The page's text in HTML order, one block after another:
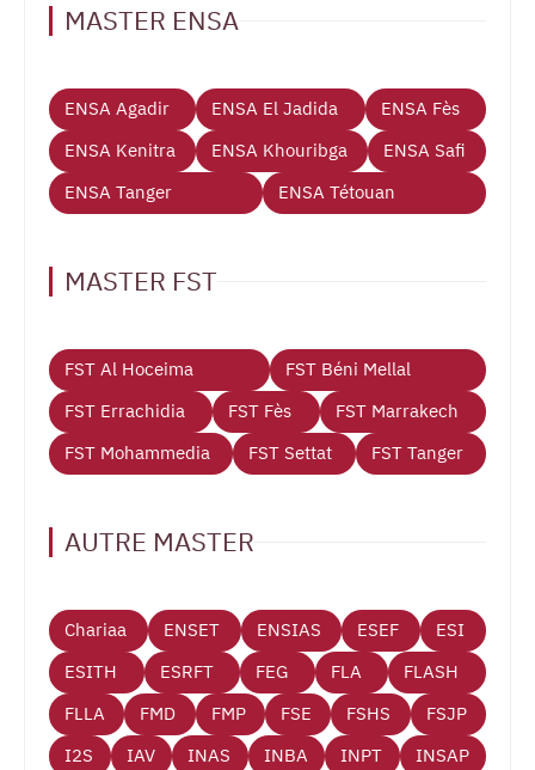
MASTER ENSA
ENSA Agadir ENSA El Jadida
ENSA Fès
ENSA Kenitra
ENSA Khouribga
ENSA Safi
ENSA Tanger
ENSA Tétouan
MASTER FST
FST Al Hoceima
FST Béni Mellal
FST Errachidia
FST Fès
FST Marrakech
FST Mohammedia
FST Settat FST Tanger
AUTRE MASTER
Chariaa ENSET ENSIAS ESEF
ESI
ESITH
ESRFT FEG FLA
FLASH
FLLA
FMD FMP FSE FSHS
FSJP
I2S
IAV INAS INBA INPT INSAP